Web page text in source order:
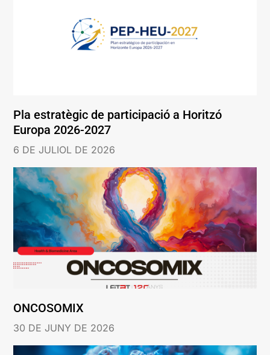
Pla estratègic de participació a Horitzó
Europa 2026-2027
6 DE JULIOL DE 2026
ONCOSOMIX
30 DE JUNY DE 2026